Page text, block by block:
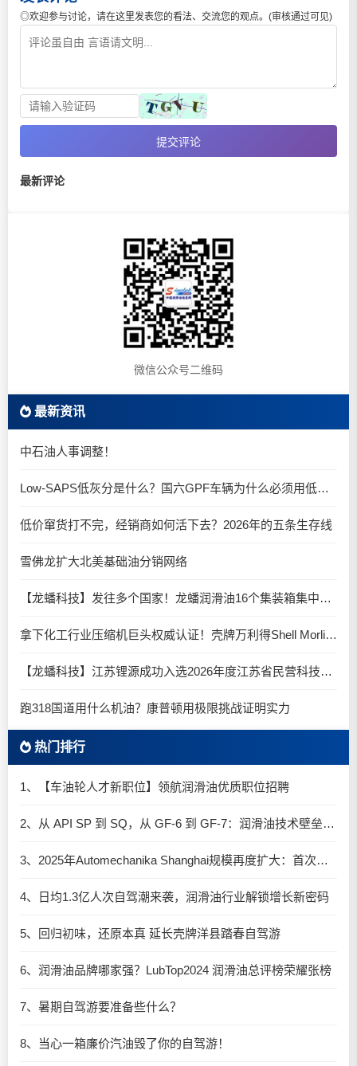
◎欢迎参与讨论，请在这里发表您的看法、交流您的观点。(审核通过可见)
提交评论
最新评论
微信公众号二维码
最新资讯
中石油人事调整！
Low-SAPS低灰分是什么？国六GPF车辆为什么必须用低灰油
低价窜货打不完，经销商如何活下去？2026年的五条生存线
雪佛龙扩大北美基础油分销网络
【龙蟠科技】发往多个国家！龙蟠润滑油16个集装箱集中启程
拿下化工行业压缩机巨头权威认证！壳牌万利得Shell Morlina S2 B 再下一城！
【龙蟠科技】江苏锂源成功入选2026年度江苏省民营科技企业
跑318国道用什么机油？康普顿用极限挑战证明实力
热门排行
1、【车油轮人才新职位】领航润滑油优质职位招聘
2、从 API SP 到 SQ，从 GF-6 到 GF-7：润滑油技术壁垒再升高，你准备好了吗？
3、2025年Automechanika Shanghai规模再度扩大：首次启用国家会展中心（上海）全部15个展馆
4、日均1.3亿人次自驾潮来袭，润滑油行业解锁增长新密码​
5、回归初味，还原本真 延长壳牌洋县踏春自驾游
6、润滑油品牌哪家强？LubTop2024 润滑油总评榜荣耀张榜
7、暑期自驾游要准备些什么？
8、当心一箱廉价汽油毁了你的自驾游！